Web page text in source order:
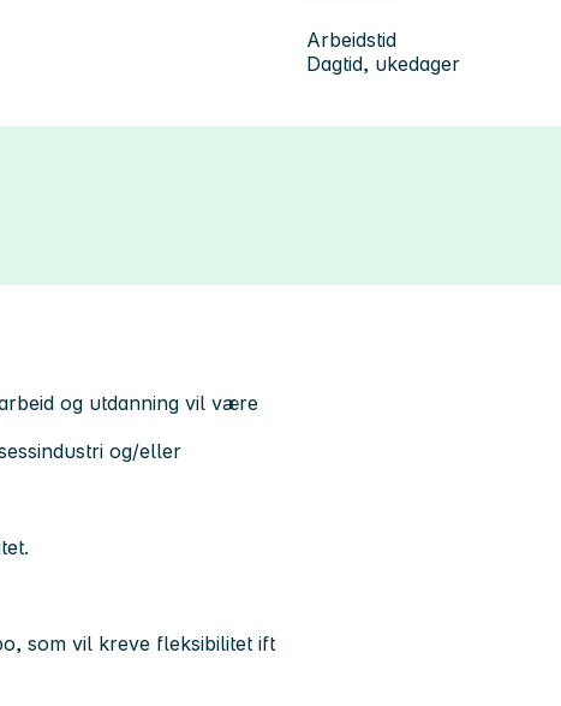
Arbeidstid
Dagtid, ukedager
og utdanning vil være
og/eller
som vil kreve fleksibilitet ift